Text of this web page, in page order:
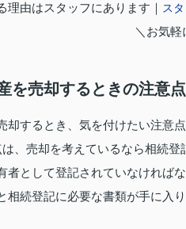
理由はスタッフにあります｜ ス
＼お気軽
を売却するときの注意点
却するとき、気を付けたい注意点
、売却を考えているなら相続登
者として登記されていなければな
相続登記に必要な書類が手に入